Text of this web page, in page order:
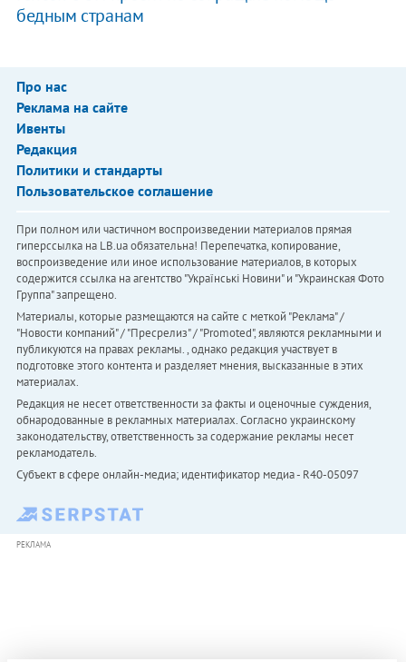
бедным странам
Про нас
Реклама на сайте
Ивенты
Редакция
Политики и стандарты
Пользовательское соглашение
При полном или частичном воспроизведении материалов прямая
гиперссылка на LB.ua обязательна! Перепечатка, копирование,
воспроизведение или иное использование материалов, в которых
содержится ссылка на агентство "Українськi Новини" и "Украинская Фото
Группа" запрещено.
Материалы, которые размещаются на сайте с меткой "Реклама" /
"Новости компаний" / "Пресрелиз" / "Promoted", являются рекламными и
публикуются на правах рекламы. , однако редакция участвует в
подготовке этого контента и разделяет мнения, высказанные в этих
материалах.
Редакция не несет ответственности за факты и оценочные суждения,
обнародованные в рекламных материалах. Согласно украинскому
законодательству, ответственность за содержание рекламы несет
рекламодатель.
Субъект в сфере онлайн-медиа; идентификатор медиа - R40-05097
РЕКЛАМА